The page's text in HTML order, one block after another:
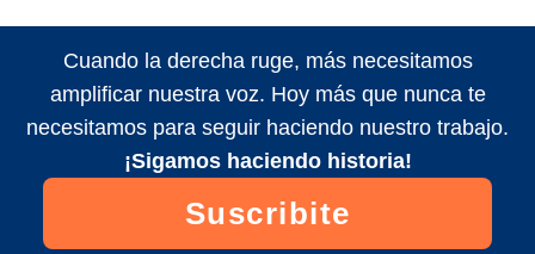
Cuando la derecha ruge, más necesitamos
amplificar nuestra voz. Hoy más que nunca te
necesitamos para seguir haciendo nuestro trabajo.
¡Sigamos haciendo historia!
Suscribite